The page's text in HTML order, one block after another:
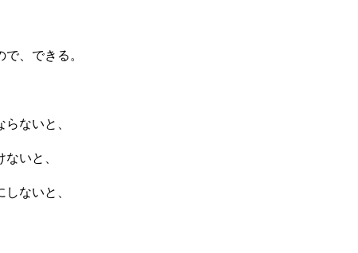
、できる。
ないと、
いと、
ないと、